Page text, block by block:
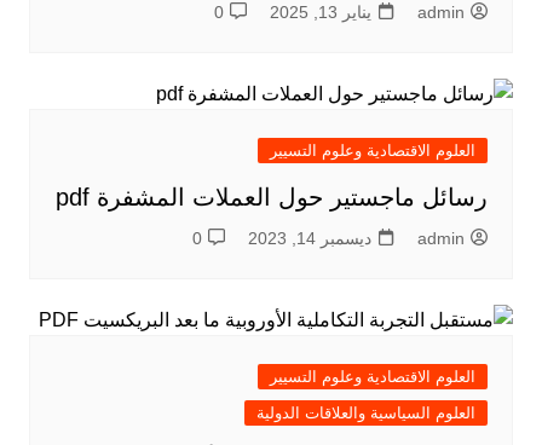
admin يناير 13, 2025 0
العلوم الاقتصادية وعلوم التسيير
رسائل ماجستير حول العملات المشفرة pdf
admin ديسمبر 14, 2023 0
العلوم الاقتصادية وعلوم التسيير
العلوم السياسية والعلاقات الدولية